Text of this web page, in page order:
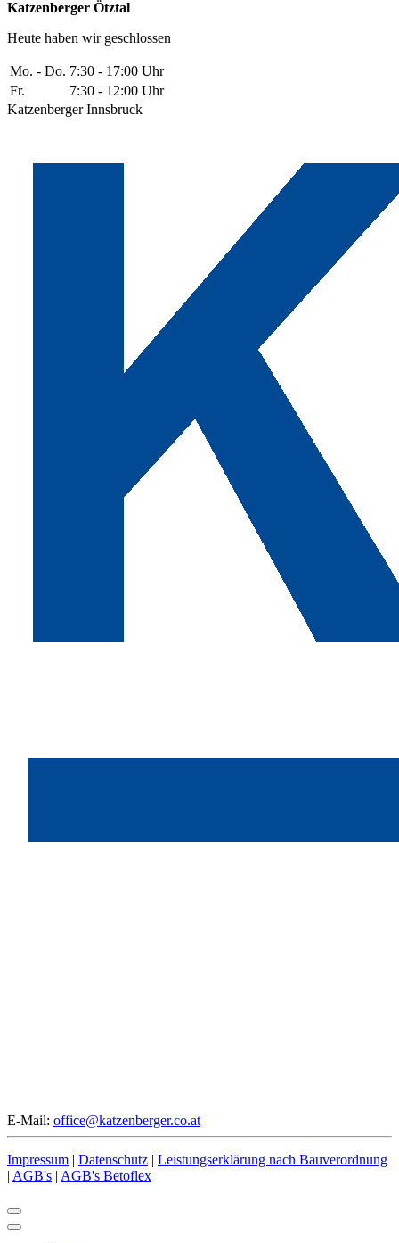
Katzenberger Ötztal
Heute haben wir geschlossen
Mo. - Do. 7:30 - 17:00 Uhr
Fr.
7:30 - 12:00 Uhr
Katzenberger Innsbruck
E-Mail: office@katzenberger.co.at
Impressum | Datenschutz | Leistungserklärung nach Bauverordnung
| AGB's | AGB's Betoflex